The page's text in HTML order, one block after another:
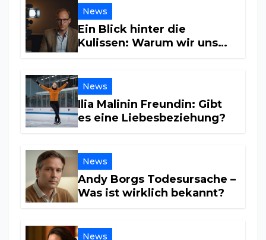
News
Ein Blick hinter die
Kulissen: Warum wir uns
News
Ilia Malinin Freundin: Gibt
es eine Liebesbeziehung?
News
Andy Borgs Todesursache –
Was ist wirklich bekannt?
News